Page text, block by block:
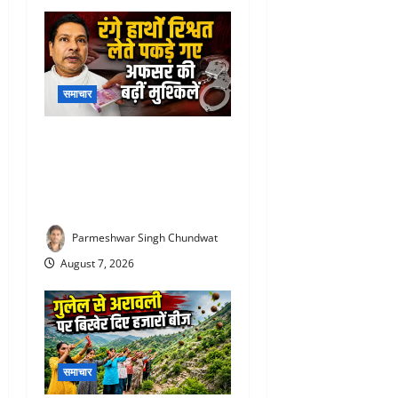
समाचार
Parmeshwar Singh Chundwat
August 7, 2026
समाचार